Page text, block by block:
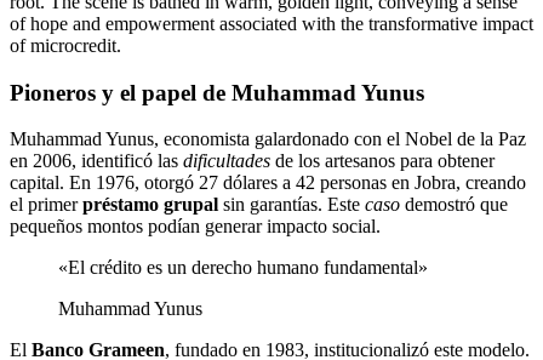
Pioneros y el papel de Muhammad Yunus
Muhammad Yunus, economista galardonado con el Nobel de la Paz
en 2006, identificó las dificultades de los artesanos para obtener
capital. En 1976, otorgó 27 dólares a 42 personas en Jobra, creando
el primerpréstamo grupal sin garantías. Este caso demostró que
pequeños montos podían generar impacto social.
«El crédito es un derecho humano fundamental»
Muhammad Yunus
El Banco Grameen, fundado en 1983, institucionalizó este modelo.